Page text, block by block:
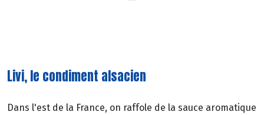
Livi, le condiment alsacien
Dans l'est de la France, on raffole de la sauce aromatique